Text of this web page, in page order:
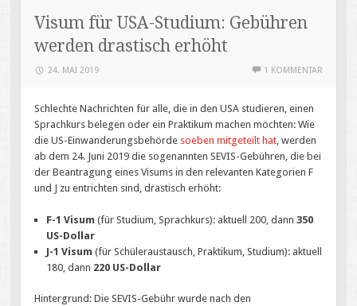
Visum für USA-Studium: Gebühren
werden drastisch erhöht
24. MAI 2019 1 KOMMENTAR
Schlechte Nachrichten für alle, die in den USA studieren, einen
Sprachkurs belegen oder ein Praktikum machen möchten: Wie
die US-Einwanderungsbehörde soeben mitgeteilt hat, werden
ab dem 24. Juni 2019 die sogenannten SEVIS-Gebühren, die bei
der Beantragung eines Visums in den relevanten Kategorien F
und J zu entrichten sind, drastisch erhöht:
F-1 Visum (für Studium, Sprachkurs): aktuell 200, dann350
US-Dollar
J-1 Visum (für Schüleraustausch, Praktikum, Studium): aktuell
180, dann 220 US-Dollar
Hintergrund: Die SEVIS-Gebühr wurde nach den